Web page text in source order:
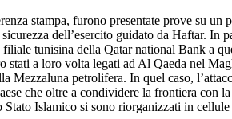
stampa, furono presentate prove su
dell’esercito guidato da Haftar.
tunisina della Qatar national Bank a
stati a loro volta legati ad Al Qaeda nel
Mezzaluna petrolifera. In quel caso,
che oltre a condividere la frontiera
Islamico si sono riorganizzati in